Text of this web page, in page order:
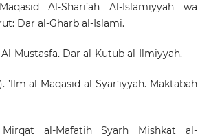
Al-Shari’ah Al-Islamiyyah wa
Dar al-Gharb al-Islami.
Al-Mustasfa. Dar al-Kutub al-Ilmiyyah.
’Ilm al-Maqasid al-Syar‘iyyah. Maktabah
Mirqat al-Mafatih Syarh Mishkat al-